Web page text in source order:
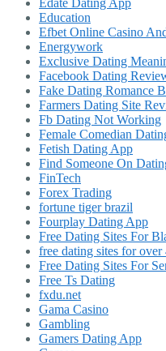
Edate Dating App
Education
Efbet Online Casino
Energywork
Exclusive Dating
Facebook Dating
Fake Dating Romance
Farmers Dating Site
Fb Dating Not Working
Female Comedian
Fetish Dating App
Find Someone On
FinTech
Forex Trading
fortune tiger brazil
Fourplay Dating App
Free Dating Sites For
free dating sites for over
Free Dating Sites For
Free Ts Dating
fxdu.net
Gama Casino
Gambling
Gamers Dating App